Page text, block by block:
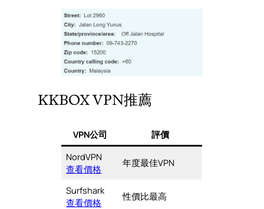
KKBOX VPN推薦
VPN公司
評價
NordVPN
查看價格
年度最佳VPN
Surfshark
查看價格
性價比最高